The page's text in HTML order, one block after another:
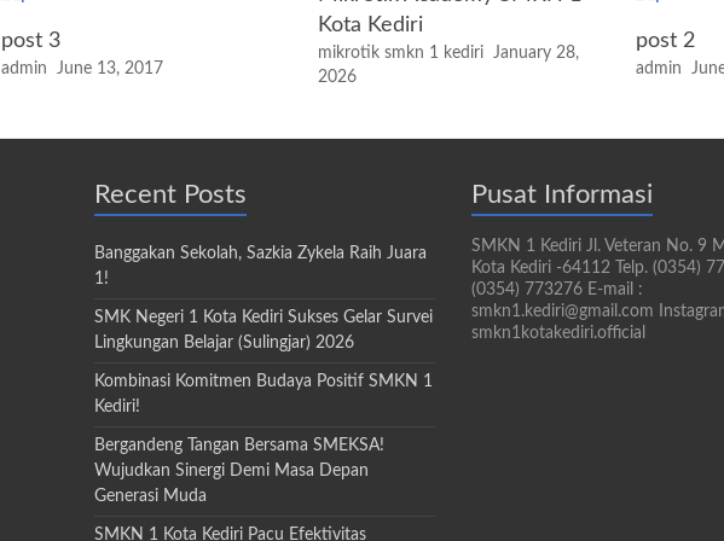
post 3
admin June 13, 2017
Kota Kediri
mikrotik smkn 1 kediri January 28,
2026
post 2
admin
Recent Posts
Banggakan Sekolah, Sazkia Zykela Raih Juara
1!
SMK Negeri 1 Kota Kediri Sukses Gelar Survei
Lingkungan Belajar (Sulingjar) 2026
Kombinasi Komitmen Budaya Positif SMKN 1
Kediri!
Bergandeng Tangan Bersama SMEKSA!
Wujudkan Sinergi Demi Masa Depan
Generasi Muda
SMKN 1 Kota Kediri Pacu Efektivitas
Pusat Informasi
SMKN 1 Kediri Jl. Veteran No. 9
Kota Kediri -64112 Telp. (0354)
(0354) 773276 E-mail :
smkn1.kediri@gmail.com
smkn1kotakediri.official